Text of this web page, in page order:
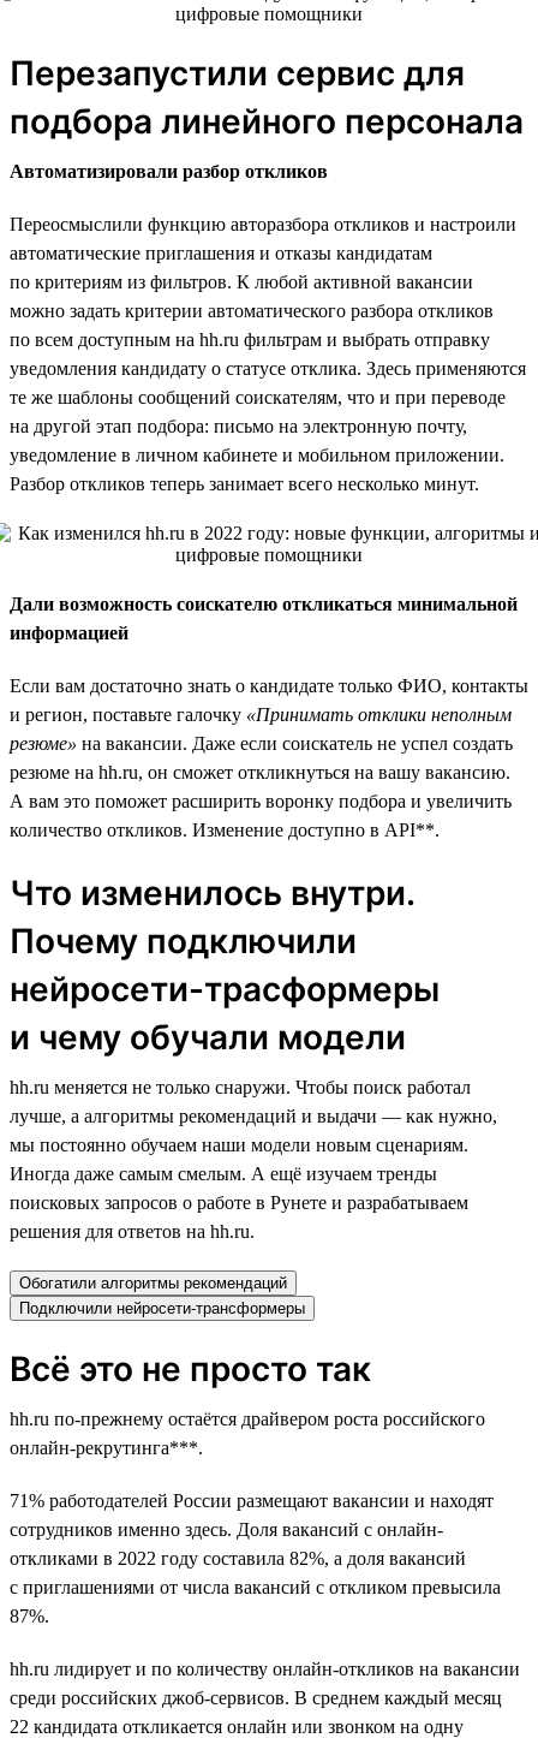
Перезапустили сервис для
подбора линейного персонала
Автоматизировали разбор откликов
Переосмыслили функцию авторазбора откликов и настроили
автоматические приглашения и отказы кандидатам
по критериям из фильтров. К любой активной вакансии
можно задать критерии автоматического разбора откликов
по всем доступным на hh.ru фильтрам и выбрать отправку
уведомления кандидату о статусе отклика. Здесь применяются
те же шаблоны сообщений соискателям, что и при переводе
на другой этап подбора: письмо на электронную почту,
уведомление в личном кабинете и мобильном приложении.
Разбор откликов теперь занимает всего несколько минут.
Дали возможность соискателю откликаться минимальной
информацией
Если вам достаточно знать о кандидате только ФИО, контакты
и регион, поставьте галочку «Принимать отклики неполным
резюме» на вакансии. Даже если соискатель не успел создать
резюме на hh.ru, он сможет откликнуться на вашу вакансию.
А вам это поможет расширить воронку подбора и увеличить
количество откликов. Изменение доступно в API**.
Что изменилось внутри.
Почему подключили
нейросети-трасформеры
и чему обучали модели
hh.ru меняется не только снаружи. Чтобы поиск работал
лучше, а алгоритмы рекомендаций и выдачи — как нужно,
мы постоянно обучаем наши модели новым сценариям.
Иногда даже самым смелым. А ещё изучаем тренды
поисковых запросов о работе в Рунете и разрабатываем
решения для ответов на hh.ru.
Обогатили алгоритмы рекомендаций
Подключили нейросети-трансформеры
Всё это не просто так
hh.ru по-прежнему остаётся драйвером роста российского
онлайн-рекрутинга***.
71% работодателей России размещают вакансии и находят
сотрудников именно здесь. Доля вакансий с онлайн-
откликами в 2022 году составила 82%, а доля вакансий
с приглашениями от числа вакансий с откликом превысила
87%.
hh.ru лидирует и по количеству онлайн-откликов на вакансии
среди российских джоб-сервисов. В среднем каждый месяц
22 кандидата откликается онлайн или звонком на одну